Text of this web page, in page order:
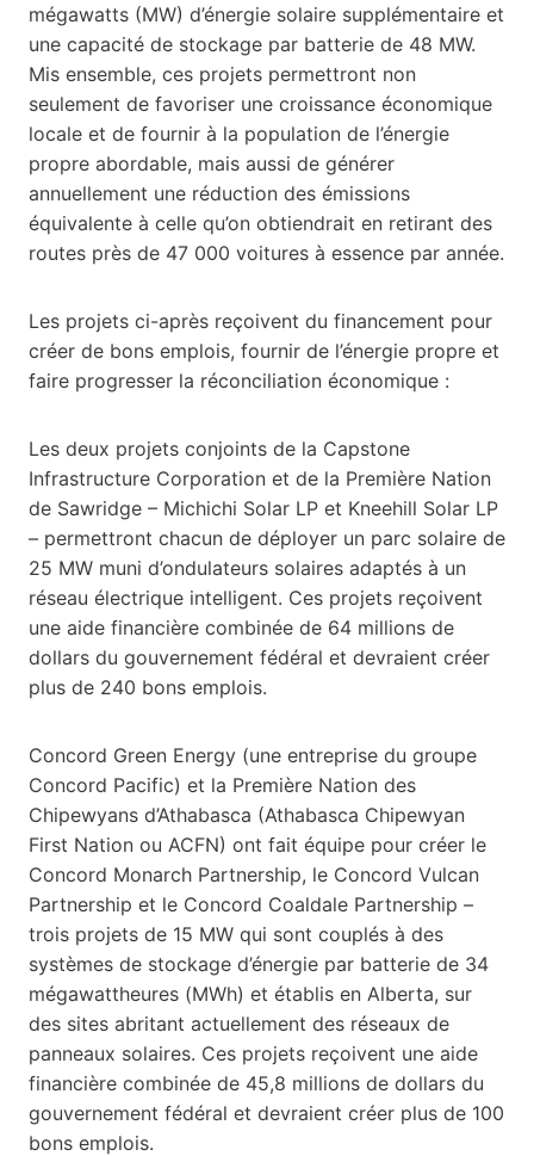
mégawatts (MW) d’énergie solaire supplémentaire et
une capacité de stockage par batterie de 48 MW.
Mis ensemble, ces projets permettront non
seulement de favoriser une croissance économique
locale et de fournir à la population de l’énergie
propre abordable, mais aussi de générer
annuellement une réduction des émissions
équivalente à celle qu’on obtiendrait en retirant des
routes près de 47 000 voitures à essence par année.
Les projets ci-après reçoivent du financement pour
créer de bons emplois, fournir de l’énergie propre et
faire progresser la réconciliation économique :
Les deux projets conjoints de la Capstone
Infrastructure Corporation et de la Première Nation
de Sawridge – Michichi Solar LP et Kneehill Solar LP
– permettront chacun de déployer un parc solaire de
25 MW muni d’ondulateurs solaires adaptés à un
réseau électrique intelligent. Ces projets reçoivent
une aide financière combinée de 64 millions de
dollars du gouvernement fédéral et devraient créer
plus de 240 bons emplois.
Concord Green Energy (une entreprise du groupe
Concord Pacific) et la Première Nation des
Chipewyans d’Athabasca (Athabasca Chipewyan
First Nation ou ACFN) ont fait équipe pour créer le
Concord Monarch Partnership, le Concord Vulcan
Partnership et le Concord Coaldale Partnership –
trois projets de 15 MW qui sont couplés à des
systèmes de stockage d’énergie par batterie de 34
mégawattheures (MWh) et établis en Alberta, sur
des sites abritant actuellement des réseaux de
panneaux solaires. Ces projets reçoivent une aide
financière combinée de 45,8 millions de dollars du
gouvernement fédéral et devraient créer plus de 100
bons emplois.